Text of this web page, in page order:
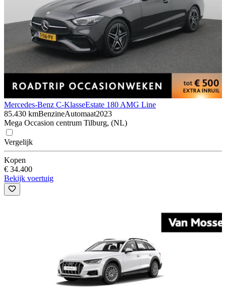
Mercedes-Benz C-KlasseEstate 180 AMG Line
85.430 kmBenzineAutomaat2023
Mega Occasion centrum Tilburg, (NL)
Vergelijk
Kopen
€ 34.400
Bekijk voertuig